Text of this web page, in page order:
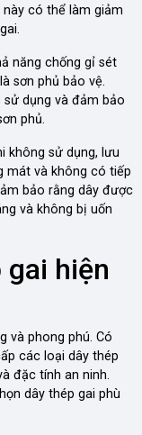
có thể làm giảm
năng chống gỉ sét
sơn phủ bảo vệ.
sử dụng và đảm bảo
phủ.
không sử dụng, lưu
mát và không có tiếp
bảo rằng dây được
và không bị uốn
hiện
và phong phú. Có
các loại dây thép
đặc tính an ninh.
dây thép gai phù